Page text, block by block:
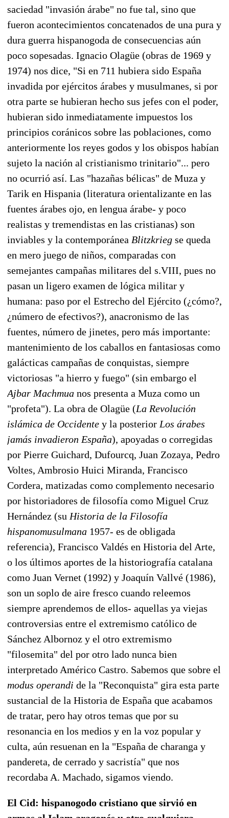
saciedad "invasión árabe" no fue tal, sino que
fueron acontecimientos concatenados de una pura y
dura guerra hispanogoda de consecuencias aún
poco sopesadas. Ignacio Olagüe (obras de 1969 y
1974) nos dice, "Si en 711 hubiera sido España
invadida por ejércitos árabes y musulmanes, si por
otra parte se hubieran hecho sus jefes con el poder,
hubieran sido inmediatamente impuestos los
principios coránicos sobre las poblaciones, como
anteriormente los reyes godos y los obispos habían
sujeto la nación al cristianismo trinitario"... pero
no ocurrió así. Las "hazañas bélicas" de Muza y
Tarik en Hispania (literatura orientalizante en las
fuentes árabes ojo, en lengua árabe- y poco
realistas y tremendistas en las cristianas) son
inviables y la contemporánea Blitzkrieg se queda
en mero juego de niños, comparadas con
semejantes campañas militares del s.VIII, pues no
pasan un ligero examen de lógica militar y
humana: paso por el Estrecho del Ejército (¿cómo?,
¿número de efectivos?), anacronismo de las
fuentes, número de jinetes, pero más importante:
mantenimiento de los caballos en fantasiosas como
galácticas campañas de conquistas, siempre
victoriosas "a hierro y fuego" (sin embargo el
Ajbar Machmua nos presenta a Muza como un
"profeta"). La obra de Olagüe (La Revolución
islámica de Occidente y la posterior Los árabes
jamás invadieron España), apoyadas o corregidas
por Pierre Guichard, Dufourcq, Juan Zozaya, Pedro
Voltes, Ambrosio Huici Miranda, Francisco
Cordera, matizadas como complemento necesario
por historiadores de filosofía como Miguel Cruz
Hernández (su Historia de la Filosofía
hispanomusulmana 1957- es de obligada
referencia), Francisco Valdés en Historia del Arte,
o los últimos aportes de la historiografía catalana
como Juan Vernet (1992) y Joaquín Vallvé (1986),
son un soplo de aire fresco cuando releemos
siempre aprendemos de ellos- aquellas ya viejas
controversias entre el extremismo católico de
Sánchez Albornoz y el otro extremismo
"filosemita" del por otro lado nunca bien
interpretado Américo Castro. Sabemos que sobre el
modus operandi de la "Reconquista" gira esta parte
sustancial de la Historia de España que acabamos
de tratar, pero hay otros temas que por su
resonancia en los medios y en la voz popular y
culta, aún resuenan en la "España de charanga y
pandereta, de cerrado y sacristía" que nos
recordaba A. Machado, sigamos viendo.
El Cid: hispanogodo cristiano que sirvió en